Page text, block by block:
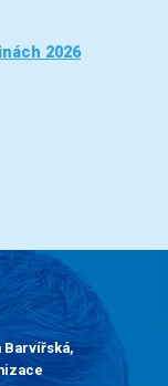
2026
Barvířská,